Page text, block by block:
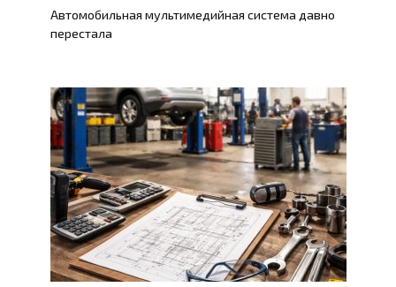
Автомобильная мультимедийная система давно
перестала